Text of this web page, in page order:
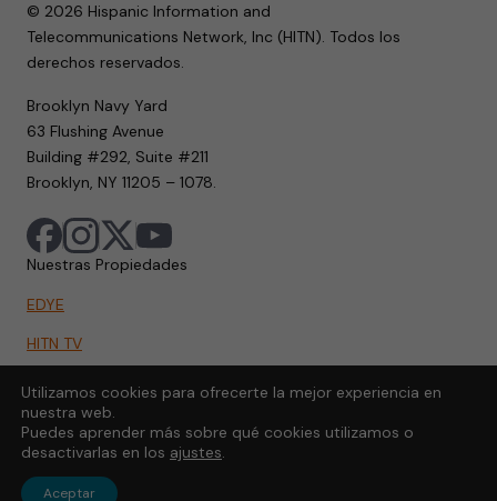
© 2026 Hispanic Information and
Telecommunications Network, Inc (HITN). Todos los
derechos reservados.
Brooklyn Navy Yard
63 Flushing Avenue
Building #292, Suite #211
Brooklyn, NY 11205 – 1078.
Nuestras Propiedades
EDYE
HITN TV
HITN.ORG
HITN GO
Utilizamos cookies para ofrecerte la mejor experiencia en
nuestra web.
Puedes aprender más sobre qué cookies utilizamos o
desactivarlas en los ajustes.
Aceptar